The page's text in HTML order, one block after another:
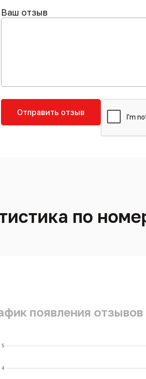
Ваш отзыв
Отправить отзыв
по
появления
4
5